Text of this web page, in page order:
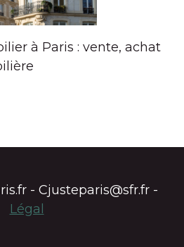
à Paris : vente, achat
- Cjusteparis@sfr.fr -
Légal